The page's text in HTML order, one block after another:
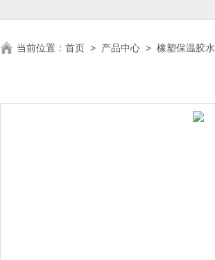
当前位置： 首页 > 产品中心 > 橡塑保温胶水